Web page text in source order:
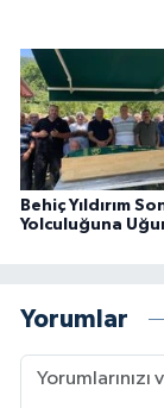
Behiç Yıldırım
Yolculuğuna
Yorumlar